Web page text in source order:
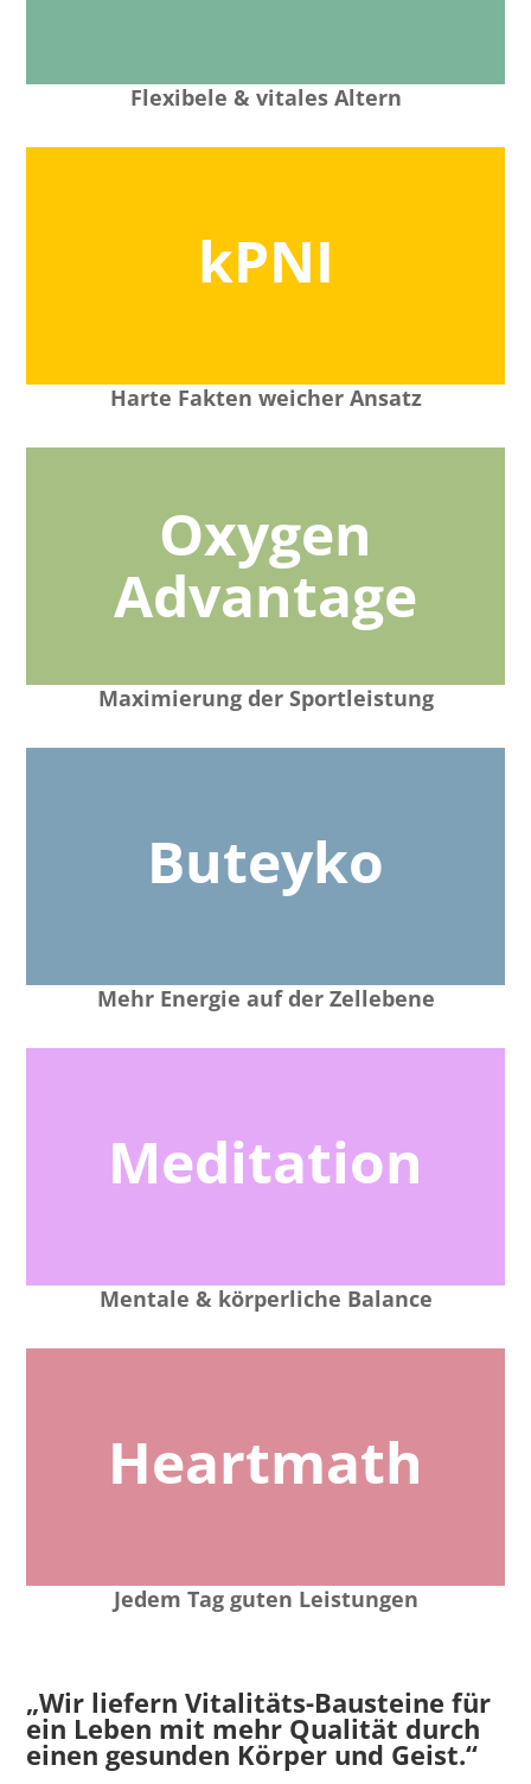
Flexibele & vitales Altern
kPNI
Harte Fakten weicher Ansatz
Oxygen
Advantage
Maximierung der Sportleistung
Buteyko
Mehr Energie auf der Zellebene
Meditation
Mentale & körperliche Balance
Heartmath
Jedem Tag guten Leistungen
„Wir liefern Vitalitäts-Bausteine für
ein Leben mit mehr Qualität durch
einen gesunden Körper und Geist.“